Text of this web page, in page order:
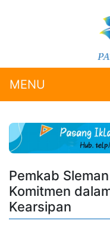
MENU
Pemkab
Komitmen
Kearsipan